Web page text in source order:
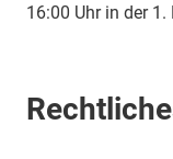
16:00 Uhr in der